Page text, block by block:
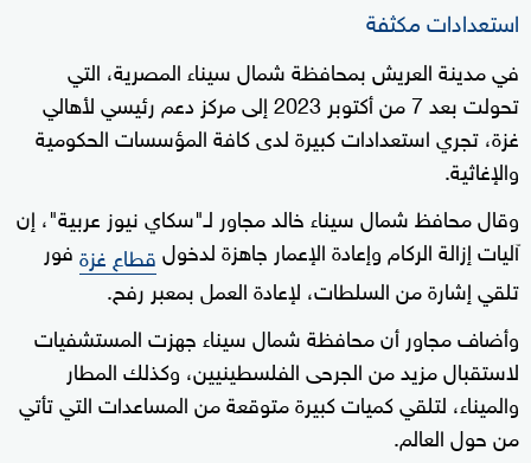
استعدادات مكثفة
في مدينة العريش بمحافظة شمال سيناء المصرية، التي
تحولت بعد 7 من أكتوبر 2023 إلى مركز دعم رئيسي لأهالي
غزة، تجري استعدادات كبيرة لدى كافة المؤسسات الحكومية
والإغاثية.
وقال محافظ شمال سيناء خالد مجاور لـ"سكاي نيوز عربية"، إن
آليات إزالة الركام وإعادة الإعمار جاهزة لدخولقطاع غزةفور
تلقي إشارة من السلطات، لإعادة العمل بمعبر رفح.
وأضاف مجاور أن محافظة شمال سيناء جهزت المستشفيات
لاستقبال مزيد من الجرحى الفلسطينيين، وكذلك المطار
والميناء، لتلقي كميات كبيرة متوقعة من المساعدات التي تأتي
من حول العالم.